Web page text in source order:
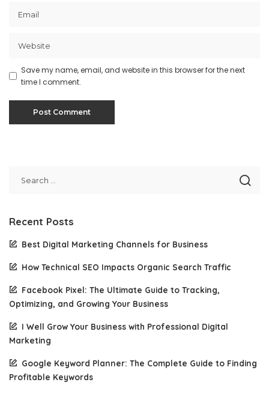
Save my name, email, and website in this browser for the next
time I comment.
Recent Posts
Best Digital Marketing Channels for Business
How Technical SEO Impacts Organic Search Traffic
Facebook Pixel: The Ultimate Guide to Tracking,
Optimizing, and Growing Your Business
I Well Grow Your Business with Professional Digital
Marketing
Google Keyword Planner: The Complete Guide to Finding
Profitable Keywords